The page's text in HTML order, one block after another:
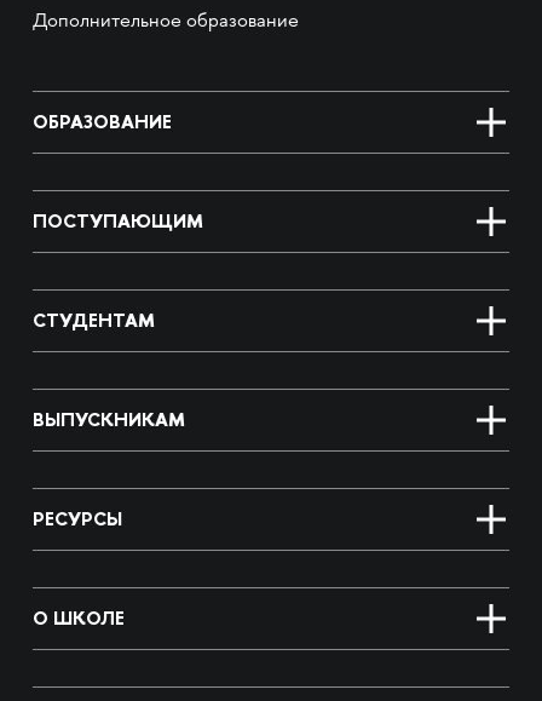
Дополнительное образование
ОБРАЗОВАНИЕ
ПОСТУПАЮЩИМ
СТУДЕНТАМ
ВЫПУСКНИКАМ
РЕСУРСЫ
О ШКОЛЕ